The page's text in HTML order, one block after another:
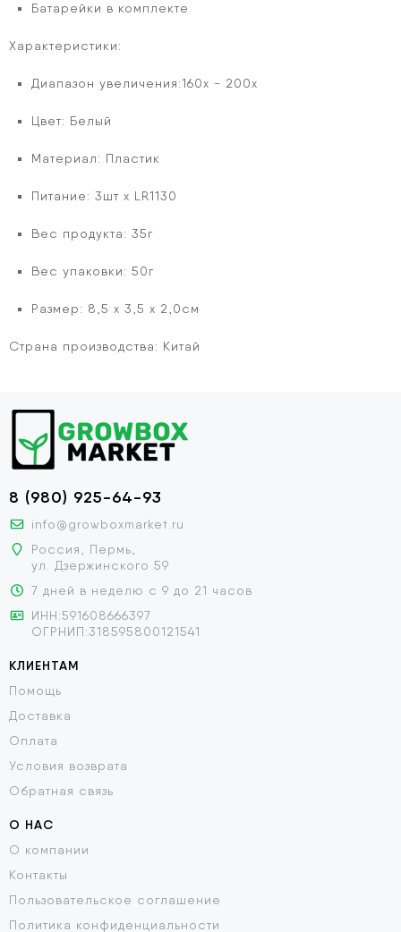
Батарейки в комплекте
Характеристики:
Диапазон увеличения:160х - 200х
Цвет: Белый
Материал: Пластик
Питание: 3шт x LR1130
Вес продукта: 35г
Вес упаковки: 50г
Размер: 8,5 x 3,5 x 2,0см
Страна производства: Китай
8 (980) 925-64-93
info@growboxmarket.ru
Россия, Пермь,
ул. Дзержинского 59
7 дней в неделю с 9 до 21 часов
ИНН:591608666397
ОГРНИП:318595800121541
КЛИЕНТАМ
Помощь
Доставка
Оплата
Условия возврата
Обратная связь
О НАС
О компании
Контакты
Пользовательское соглашение
Политика конфиденциальности